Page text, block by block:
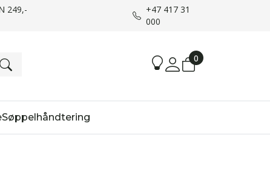
249,-
+47 417 31
000
0
Søppelhåndtering